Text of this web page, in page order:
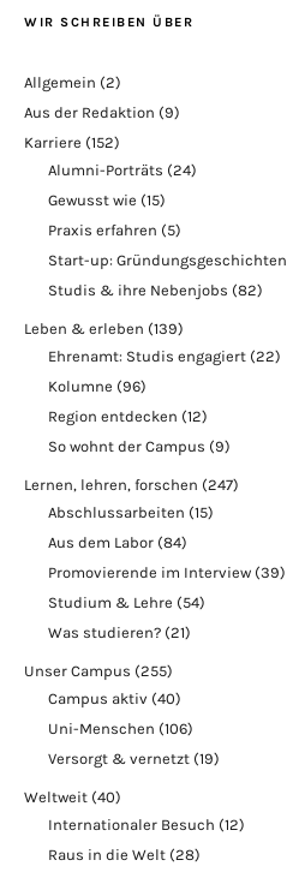
WIR SCHREIBEN ÜBER
Allgemein (2)
Aus der Redaktion (9)
Karriere (152)
Alumni-Porträts (24)
Gewusst wie (15)
Praxis erfahren (5)
Start-up: Gründungsgeschichten
Studis & ihre Nebenjobs (82)
Leben & erleben (139)
Ehrenamt: Studis engagiert (22)
Kolumne (96)
Region entdecken (12)
So wohnt der Campus (9)
Lernen, lehren, forschen (247)
Abschlussarbeiten (15)
Aus dem Labor (84)
Promovierende im Interview (39)
Studium & Lehre (54)
Was studieren? (21)
Unser Campus (255)
Campus aktiv (40)
Uni-Menschen (106)
Versorgt & vernetzt (19)
Weltweit (40)
Internationaler Besuch (12)
Raus in die Welt (28)